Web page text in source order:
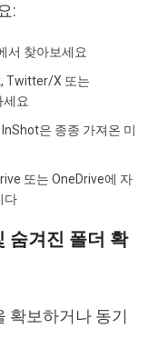
:
서 찾아보세요
Twitter/X 또는
요
은 종종 가져온 미
또는 OneDrive에 자
다
숨겨진 폴더 확
확보하거나 동기